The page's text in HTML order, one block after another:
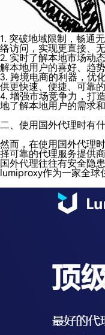
1. 突破地域限制，畅通
络访问，实现更直接、
2. 实时了解本地市场动
解本地用户的喜好、趋
3. 跨境电商的利器，优
供更快速、便捷、可靠
4. 增强市场竞争力，打
地了解本地用户的需求
二、使用国外代理时有
然而，在使用国外代理
择可靠的代理服务提供
国外代理往往有安全隐
lumiproxy作为一家全球